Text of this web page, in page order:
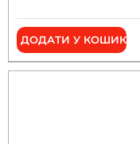
ДОДАТИ У КОШИК